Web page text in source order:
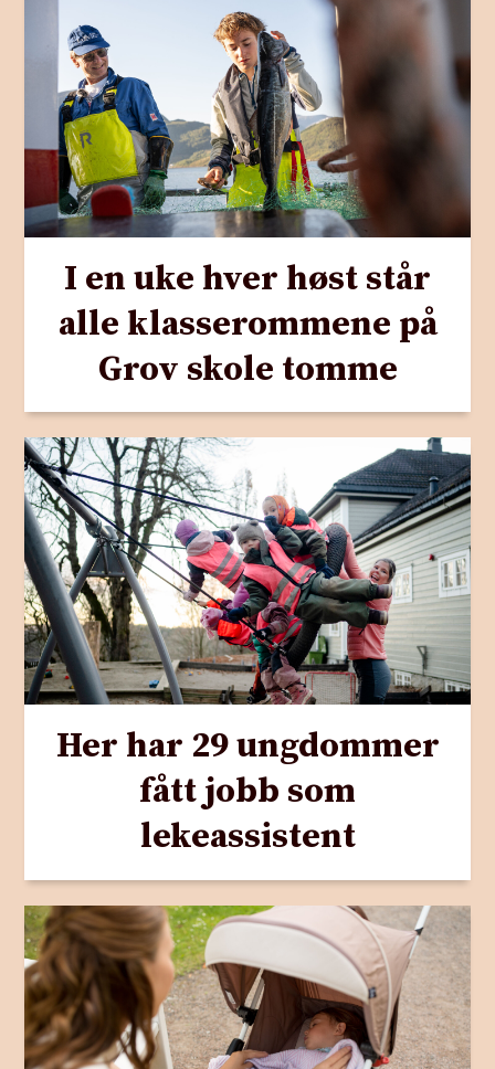
I en uke hver høst står
alle klasserommene på
Grov skole tomme
Her har 29 ungdommer
fått jobb som
lekeassistent